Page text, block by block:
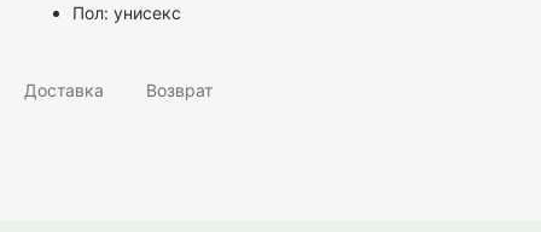
Пол: унисекс
Доставка Возврат